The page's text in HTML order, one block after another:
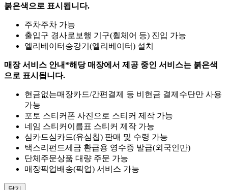
붉은색으로 표시됩니다.
주차주차 가능
출입구 경사로 보행 기구(휠체어 등) 진입 가능
엘리베이터 승강기(엘리베이터) 설치
매장 서비스 안내*해당 매장에서 제공 중인 서비스는 붉은색
으로 표시됩니다.
현금없는매장카드/간편결제 등 비현금 결제수단만 사용
가능
포토 스티커 폰 사진으로 스티커 제작 가능
네임 스티커 이름표 스티커 제작 가능
심카드심카드(유심칩) 판매 및 수령 가능
택스리펀드세금 환급용 영수증 발급(외국인만)
단체주문상품 대량 주문 가능
매장픽업배송(픽업) 서비스 가능